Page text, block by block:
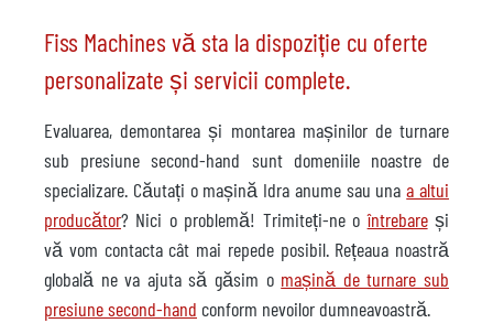
Fiss Machines vă sta la dispoziție cu oferte
personalizate și servicii complete.
Evaluarea, demontarea și montarea mașinilor de turnare
sub presiune second-hand sunt domeniile noastre de
specializare. Căutați o mașină Idra anume sau unaa altui
producător? Nici o problemă! Trimiteți-ne oîntrebareși
vă vom contacta cât mai repede posibil. Rețeaua noastră
globală ne va ajuta să găsim o mașină de turnare sub
presiune second-hand conform nevoilor dumneavoastră.